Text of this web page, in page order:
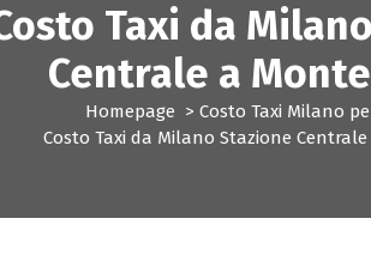
Taxi da
Centrale a
Homepage > Costo Taxi Milano
Costo Taxi da Milano Stazione